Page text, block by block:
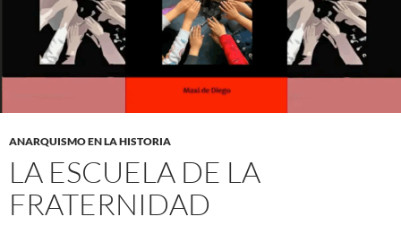
ANARQUISMO EN LA HISTORIA
LA ESCUELA DE LA
FRATERNIDAD